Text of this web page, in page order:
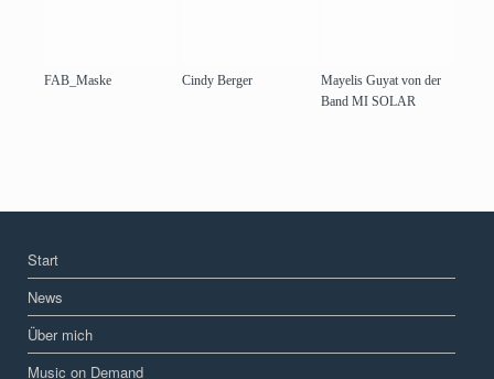
FAB_Maske Cindy Berger
Mayelis Guyat von der
Band MI SOLAR
Start
News
Über mich
Music on Demand